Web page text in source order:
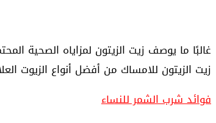
غالبًا ما يوصف زيت الزيتون لمزاياه الصحية
زيت الزيتون للامساك من أفضل أنواع الزيوت
فوائد شرب الشمر للنساء